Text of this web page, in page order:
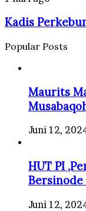
Kadis
Popular Posts
Maurits
Juni 12,
HUT PI
Bersinode
Juni 12,